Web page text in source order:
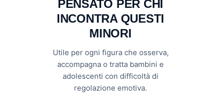
PENSATO PER CHI
INCONTRA QUESTI
MINORI
Utile per ogni figura che osserva,
accompagna o tratta bambini e
adolescenti con difficoltà di
regolazione emotiva.